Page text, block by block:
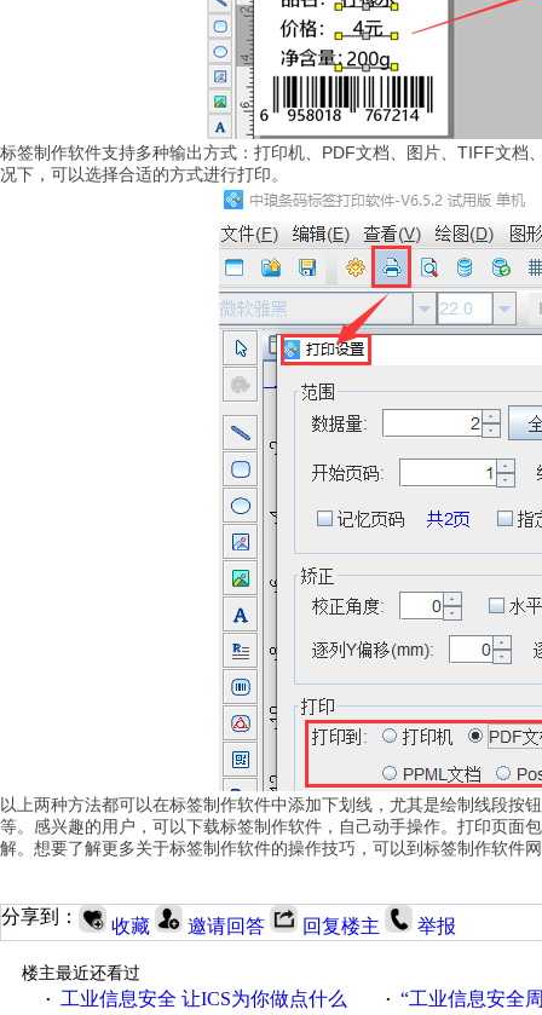
标签制作软件支持多种输出方式：打印机、PDF文档、图片、TIFF文
况下，可以选择合适的方式进行打印。
以上两种方法都可以在标签制作软件中添加下划线，尤其是绘制线段
等。感兴趣的用户，可以下载标签制作软件，自己动手操作。打印页面
解。想要了解更多关于标签制作软件的操作技巧，可以到标签制作软件
分享到： 收藏 邀请回答 回复楼主 举报
楼主最近还看过
·
工业信息安全 让ICS为你做点什么 · “工业信息安全周之我见”